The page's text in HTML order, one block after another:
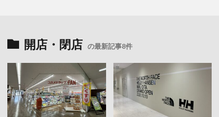
開店・閉店 の最新記事8件